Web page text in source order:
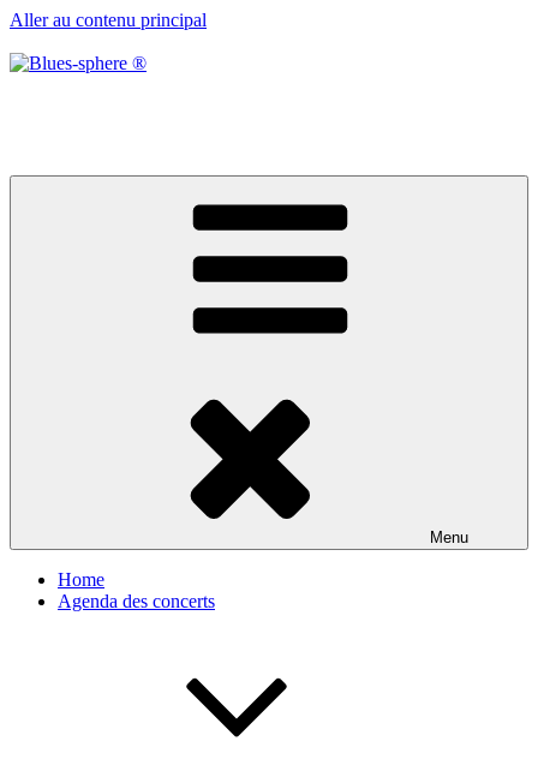
Aller au contenu principal
Menu
Home
Agenda des concerts